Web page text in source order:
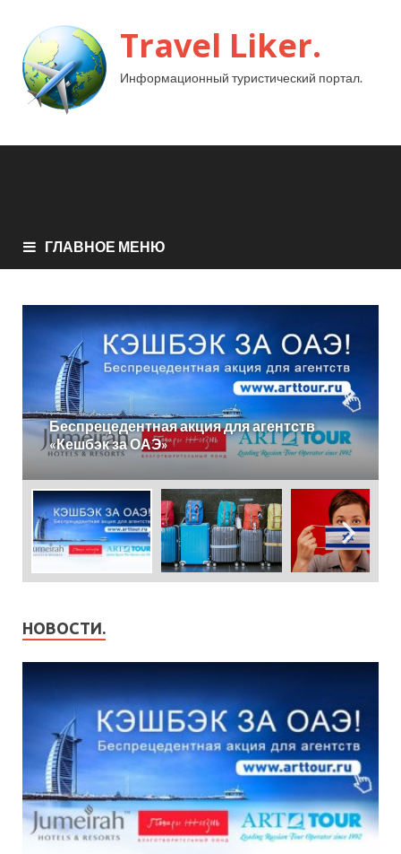
Travel Liker.
Информационный туристический портал.
ГЛАВНОЕ МЕНЮ
Проживающим за рубежом не надо
приезжать в Россию за новым
загранпаспортом
НОВОСТИ.